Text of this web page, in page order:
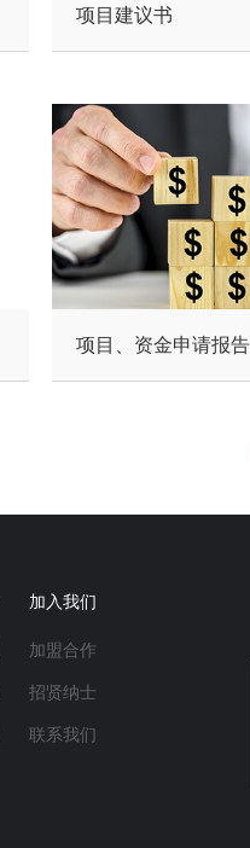
项目建议书
项目、资金申请报告
加入我们
加盟合作
招贤纳士
联系我们